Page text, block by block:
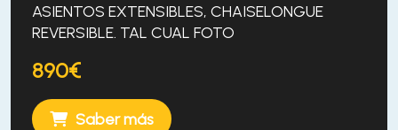
ASIENTOS EXTENSIBLES, CHAISELONGUE
REVERSIBLE. TAL CUAL FOTO
890€
Saber más